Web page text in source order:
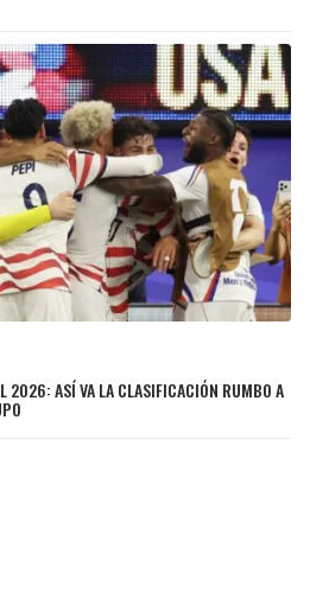
2026: ASÍ VA LA CLASIFICACIÓN RUMBO A